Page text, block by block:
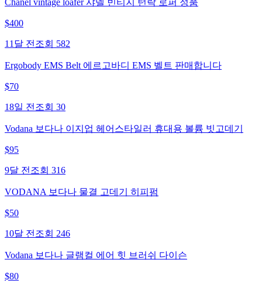
$400
11달 전 조회 582
Ergobody EMS Belt 에르고바디 EMS 벨트 판매합니다
$70
18일 전 조회 30
Vodana 보다나 이지업 헤어스타일러 휴대용 볼륨 빗고데기
$95
9달 전 조회 316
VODANA 보다나 물결 고데기 히피펌
$50
10달 전 조회 246
Vodana 보다나 글램컬 에어 힛 브러쉬 다이슨
$80